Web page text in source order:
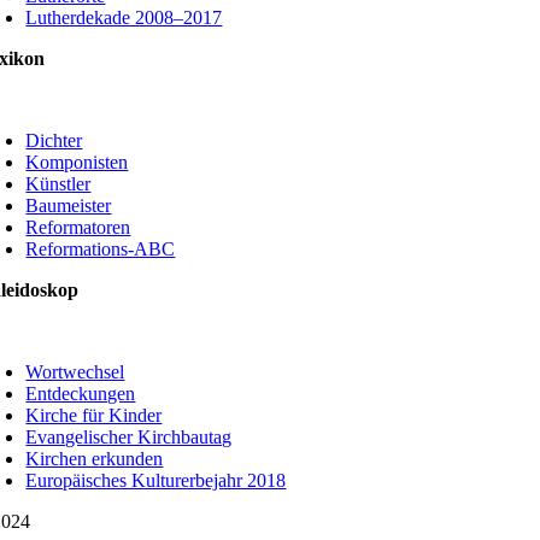
Lutherdekade 2008–2017
Dichter
Komponisten
Künstler
Baumeister
Reformatoren
Reformations-ABC
Wortwechsel
Entdeckungen
Kirche für Kinder
Evangelischer Kirchbautag
Kirchen erkunden
Europäisches Kulturerbejahr 2018